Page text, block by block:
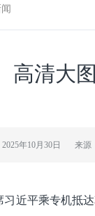
高清大
2025年10月30日 来源
习近平乘专机抵